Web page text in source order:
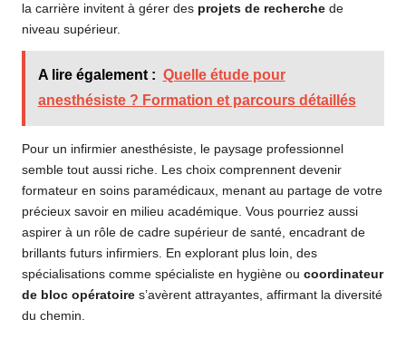
la carrière invitent à gérer des projets de recherche de
niveau supérieur.
A lire également : Quelle étude pour
anesthésiste ? Formation et parcours détaillés
Pour un infirmier anesthésiste, le paysage professionnel
semble tout aussi riche. Les choix comprennent devenir
formateur en soins paramédicaux, menant au partage de votre
précieux savoir en milieu académique. Vous pourriez aussi
aspirer à un rôle de cadre supérieur de santé, encadrant de
brillants futurs infirmiers. En explorant plus loin, des
spécialisations comme spécialiste en hygiène ou coordinateur
de bloc opératoire s’avèrent attrayantes, affirmant la diversité
du chemin.